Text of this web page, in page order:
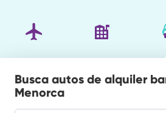
Busca autos de alquiler
Menorca